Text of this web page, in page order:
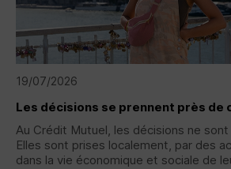
19/07/2026
Les décisions se prennent près de
Au Crédit Mutuel, les décisions ne
Elles sont prises localement, par des
dans la vie économique et sociale de